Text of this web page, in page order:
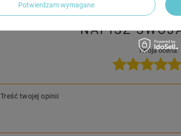
NAPISZ
Twoja ocena:
Treść twojej opinii
Potwierdzam wymagane